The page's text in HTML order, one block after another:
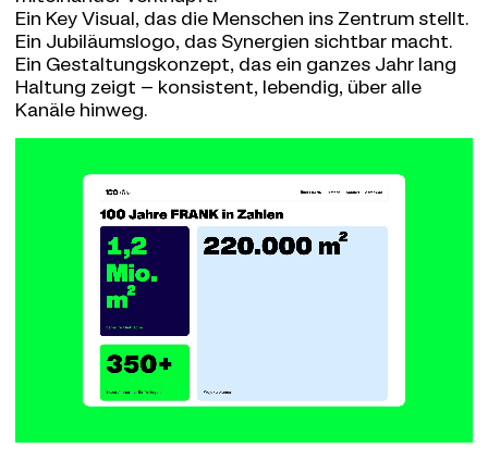
Ein Key Visual, das die Menschen ins Zentrum stellt.
Ein Jubiläumslogo, das Synergien sichtbar macht.
Ein Gestaltungskonzept, das ein ganzes Jahr lang
Haltung zeigt – konsistent, lebendig, über alle
Kanäle hinweg.